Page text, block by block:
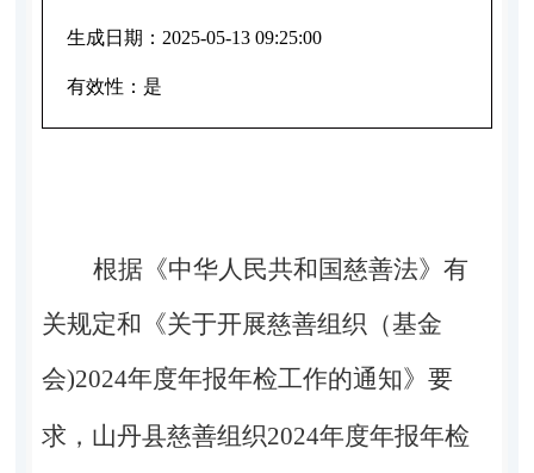
生成日期： 2025-05-13 09:25:00
有效性： 是
根据《中华人民共和国慈善法》有
关规定和《关于开展慈善组织（基金
会)2024年度年报年检工作的通知》要
求，山丹县慈善组织2024年度年报年检